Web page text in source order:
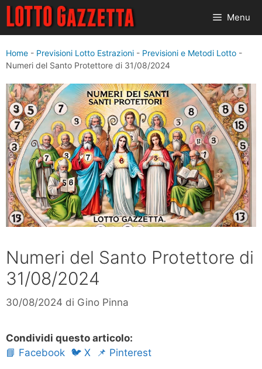
Vai
contenuto
Menu
Home - Previsioni Lotto Estrazioni - Previsioni e Metodi Lotto -
Numeri del Santo Protettore di 31/08/2024
Numeri del Santo Protettore di
31/08/2024
30/08/2024 di Gino Pinna
Condividi questo articolo:
📘 Facebook 🐦 X 📌 Pinterest